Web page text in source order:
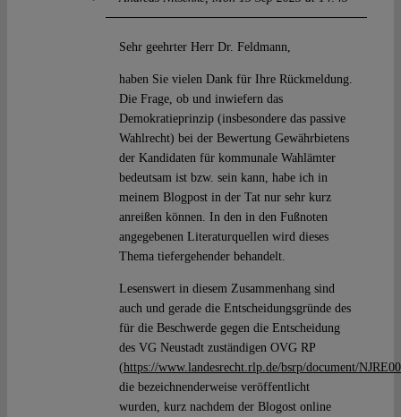
Sehr geehrter Herr Dr. Feldmann,
haben Sie vielen Dank für Ihre Rückmeldung.
Die Frage, ob und inwiefern das
Demokratieprinzip (insbesondere das passive
Wahlrecht) bei der Bewertung Gewährbietens
der Kandidaten für kommunale Wahlämter
bedeutsam ist bzw. sein kann, habe ich in
meinem Blogpost in der Tat nur sehr kurz
anreißen können. In den in den Fußnoten
angegebenen Literaturquellen wird dieses
Thema tiefergehender behandelt.
Lesenswert in diesem Zusammenhang sind
auch und gerade die Entscheidungsgründe des
für die Beschwerde gegen die Entscheidung
des VG Neustadt zuständigen OVG RP
(https://www.landesrecht.rlp.de/bsrp/document/
die bezeichnenderweise veröffentlicht
wurden, kurz nachdem der Blogost online